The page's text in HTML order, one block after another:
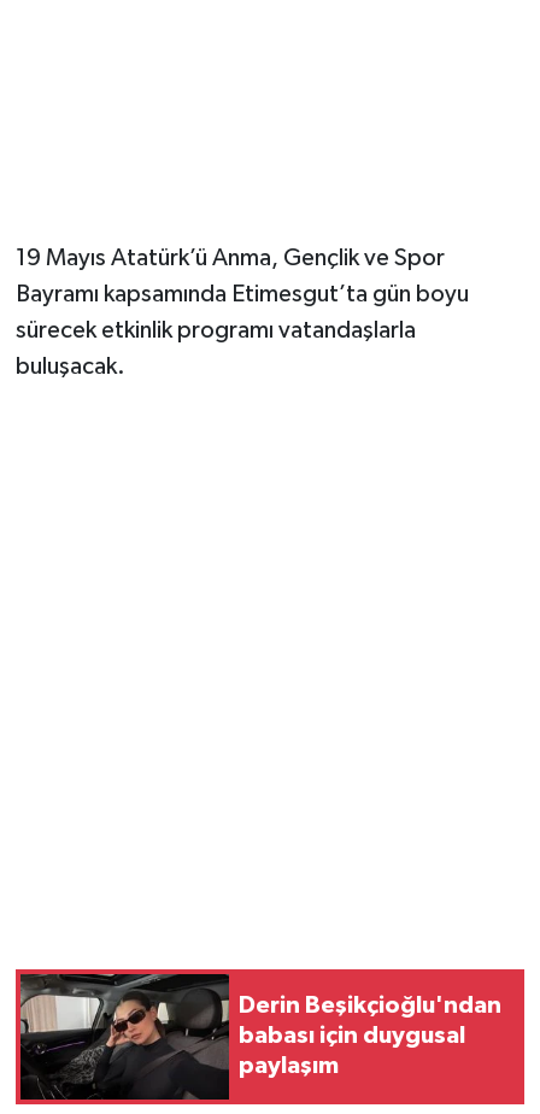
19 Mayıs Atatürk’ü Anma, Gençlik ve Spor
Bayramı kapsamında Etimesgut’ta gün boyu
sürecek etkinlik programı vatandaşlarla
buluşacak.
Derin Beşikçioğlu'ndan
babası için duygusal
paylaşım